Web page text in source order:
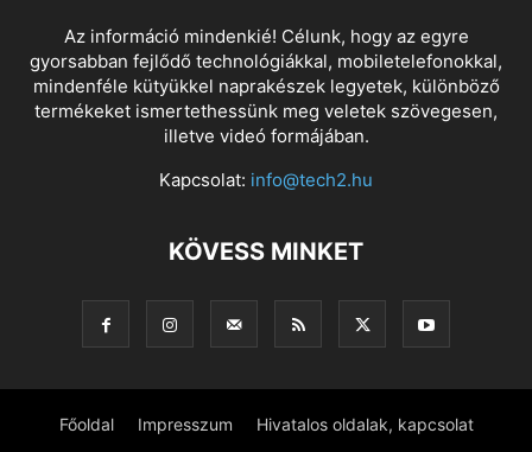
Az információ mindenkié! Célunk, hogy az egyre
gyorsabban fejlődő technológiákkal, mobiletelefonokkal,
mindenféle kütyükkel naprakészek legyetek, különböző
termékeket ismertethessünk meg veletek szövegesen,
illetve videó formájában.
Kapcsolat: info@tech2.hu
KÖVESS MINKET
Főoldal Impresszum Hivatalos oldalak, kapcsolat